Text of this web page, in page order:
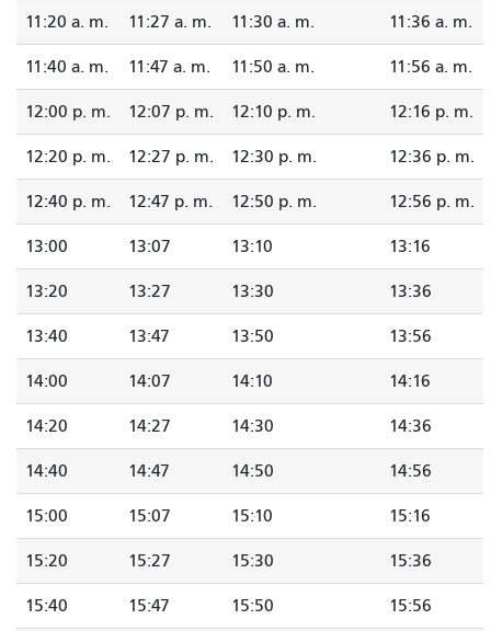
11:20 a. m. 11:27 a. m. 11:30 a. m. 11:36 a. m.
11:40 a. m. 11:47 a. m. 11:50 a. m. 11:56 a. m.
12:00 p. m. 12:07 p. m. 12:10 p. m. 12:16 p. m.
12:20 p. m. 12:27 p. m. 12:30 p. m. 12:36 p. m.
12:40 p. m. 12:47 p. m. 12:50 p. m. 12:56 p. m.
13:00 13:07 13:10 13:16
13:20 13:27 13:30 13:36
13:40 13:47 13:50 13:56
14:00 14:07 14:10 14:16
14:20 14:27 14:30 14:36
14:40 14:47 14:50 14:56
15:00 15:07 15:10 15:16
15:20 15:27 15:30 15:36
15:40 15:47 15:50 15:56